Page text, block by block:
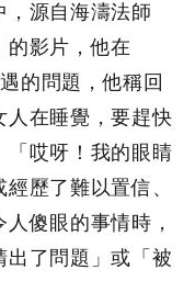
，源自海濤法師
的影片，他在
的問題，他稱回
人在睡覺，要趕快
「哎呀！我的眼睛
歷了難以置信、
傻眼的事情時，
出了問題」或「被